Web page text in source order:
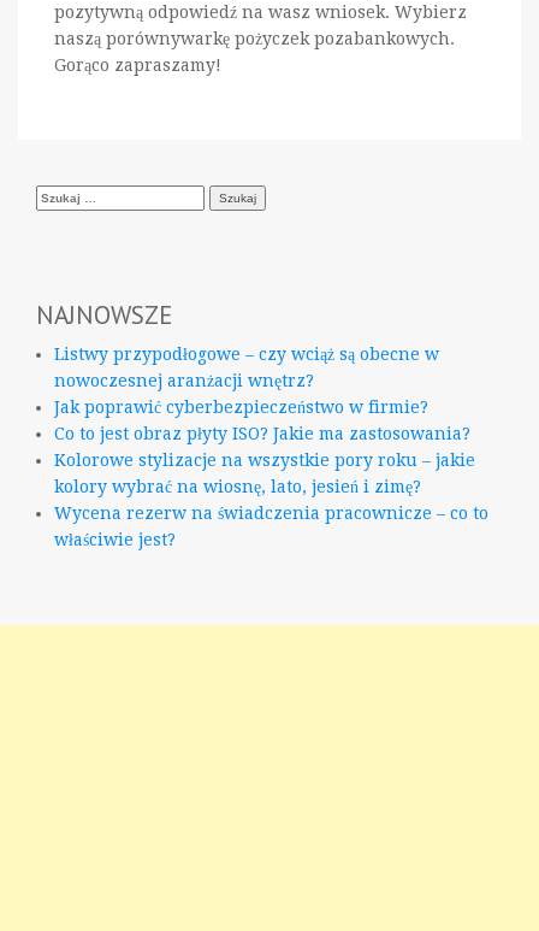
pozytywną odpowiedź na wasz wniosek. Wybierz
naszą porównywarkę pożyczek pozabankowych.
Gorąco zapraszamy!
Szukaj:
NAJNOWSZE
Listwy przypodłogowe – czy wciąż są obecne w
nowoczesnej aranżacji wnętrz?
Jak poprawić cyberbezpieczeństwo w firmie?
Co to jest obraz płyty ISO? Jakie ma zastosowania?
Kolorowe stylizacje na wszystkie pory roku – jakie
kolory wybrać na wiosnę, lato, jesień i zimę?
Wycena rezerw na świadczenia pracownicze – co to
właściwie jest?